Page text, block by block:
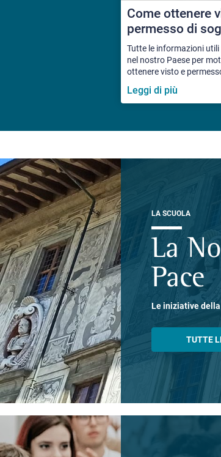
Come ottenere
permesso di
Tutte le informazioni
nel nostro Paese per
ottenere visto e
Leggi di più
LA SCUOLA
La
Pace
Le iniziative
TUTTE